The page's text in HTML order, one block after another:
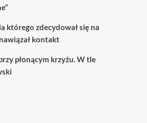
którego zdecydował się na
kontakt
płonącym krzyżu. W tle